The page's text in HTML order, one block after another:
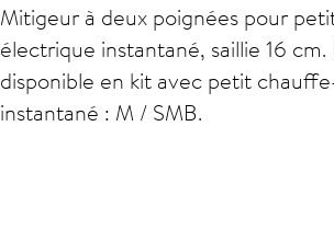
Mitigeur à deux poignées pour
électrique instantané, saillie 16
disponible en kit avec petit
instantané : M / SMB.